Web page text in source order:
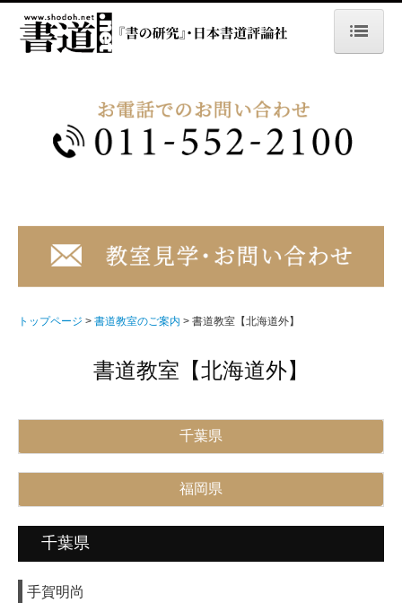
大人版
学生版
学生版最新号の成績
書道教室のご案内
小原道城書道教室
年間行事
トップページ 書道教室のご案内 書道教室【北海道外】
書道教室【北海道外】
千葉県
福岡県
千葉県
手賀明尚